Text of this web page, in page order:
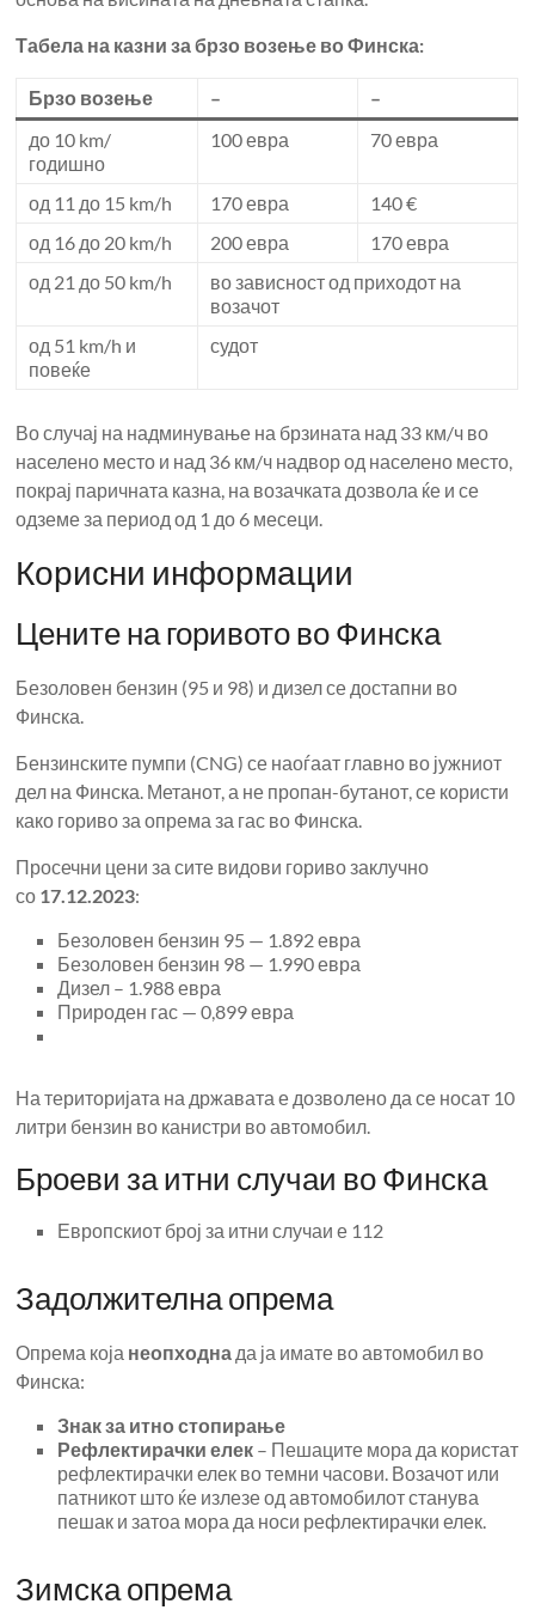
Табела на казни за брзо возење во Финска:
Брзо возење –
–
до 10 km/
годишно
100 евра 70 евра
од 11 до 15 km/h 170 евра
140 €
од 16 до 20 km/h
200 евра
170 евра
од 21 до 50 km/h
во зависност од приходот на
возачот
од 51 km/h и
повеќе
судот
Во случај на надминување на брзината над 33 км/ч во
населено место и над 36 км/ч надвор од населено место,
покрај паричната казна, на возачката дозвола ќе и се
одземе за период од 1 до 6 месеци.
Корисни информации
Цените на горивото во Финска
Безоловен бензин (95 и 98) и дизел се достапни во
Финска.
Бензинските пумпи (CNG) се наоѓаат главно во јужниот
дел на Финска. Метанот, а не пропан-бутанот, се користи
како гориво за опрема за гас во Финска.
Просечни цени за сите видови гориво заклучно
со 17.12.2023:
Безоловен бензин 95 — 1.892 евра
Безоловен бензин 98 — 1.990 евра
Дизел – 1.988 евра
Природен гас — 0,899 евра
На територијата на државата е дозволено да се носат 10
литри бензин во канистри во автомобил.
Броеви за итни случаи во Финска
Европскиот број за итни случаи е 112
Задолжителна опрема
Опрема која неопходна да ја имате во автомобил во
Финска:
Знак за итно стопирање
Рефлектирачки елек – Пешаците мора да користат
рефлектирачки елек во темни часови. Возачот или
патникот што ќе излезе од автомобилот станува
пешак и затоа мора да носи рефлектирачки елек.
Зимска опрема